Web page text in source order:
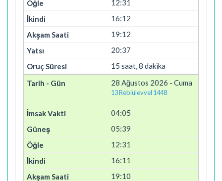
12:31
16:12
19:12
20:37
15 saat, 8 dakika
28 Ağustos 2026 - Cuma
13 Rebiülevvel 1448
04:05
05:39
12:31
16:11
19:10